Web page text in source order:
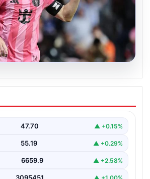
rüzgârı sürüyor: Messi
geri dönüşünü başlattı
düştüğü bir mücadelede sahadan…
47.70 ▲ +0.15%
55.19 ▲ +0.29%
6659.9 ▲ +2.58%